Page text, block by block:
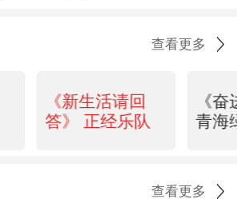
查看更多
《新生活请回
答》 正经乐队
《
青海
查看更多